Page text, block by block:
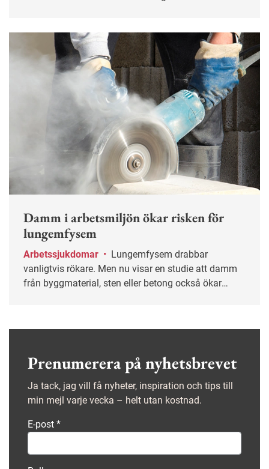
Damm i arbetsmiljön ökar risken för
lungemfysem
Arbetssjukdomar •
vanligtvis rökare. Men nu visar en studie att damm
från byggmaterial, sten eller betong också ökar
Prenumerera på nyhetsbrevet
Ja tack, jag vill få nyheter, inspiration och tips till
min mejl varje vecka – helt utan kostnad.
E-post *